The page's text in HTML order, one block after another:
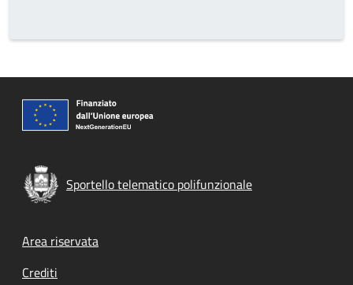
Sportello telematico polifunzionale
Footer menu
Area riservata
Crediti